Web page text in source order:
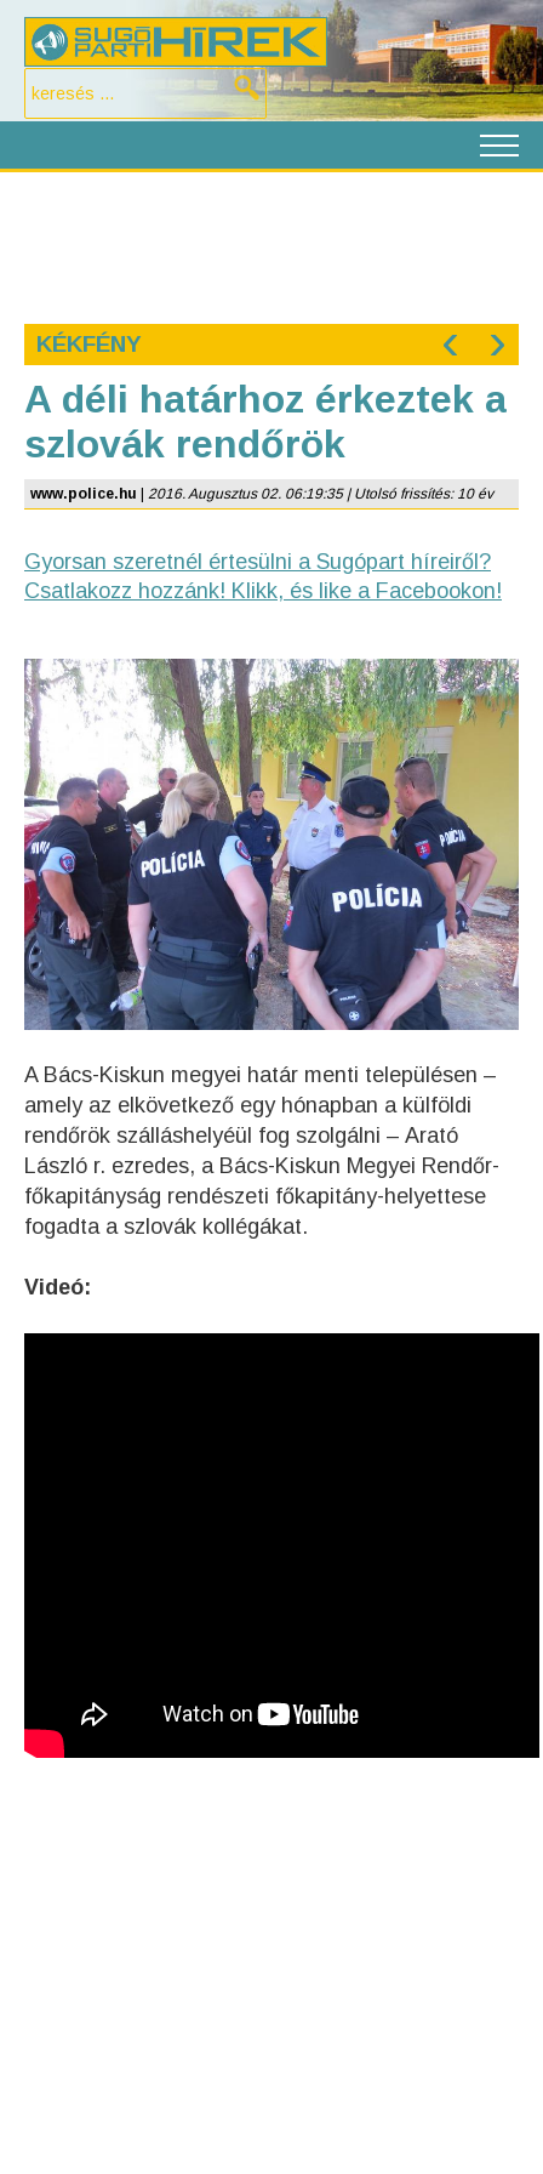
KÉKFÉNY ‹ ›
A déli határhoz érkeztek a
szlovák rendőrök
www.police.hu 2016. Augusztus 02. 06:19:35 | Utolsó frissítés: 10 év
Gyorsan szeretnél értesülni a Sugópart híreiről?
Csatlakozz hozzánk! Klikk, és like a Facebookon!
A Bács-Kiskun megyei határ menti településen –
amely az elkövetkező egy hónapban a külföldi
rendőrök szálláshelyéül fog szolgálni – Arató
László r. ezredes, a Bács-Kiskun Megyei Rendőr-
főkapitányság rendészeti főkapitány-helyettese
fogadta a szlovák kollégákat.
Videó: